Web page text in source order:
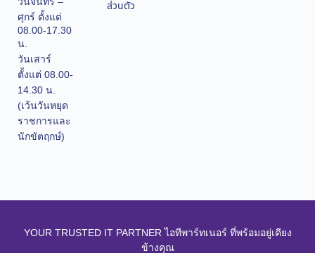
ศุกร์ ตั้งแต่
08.00-17.30
น.
วันเสาร์
ตั้งแต่ 08.00-
14.30 น.
(เว้นวันหยุด
ราชการและ
นักขัตฤกษ์)
ส่วนตัว
YOUR TRUSTED IT PARTNER ไอทีพาร์ทเนอร์ ที่พร้อมอยู่เคียง
ข้างคุณ